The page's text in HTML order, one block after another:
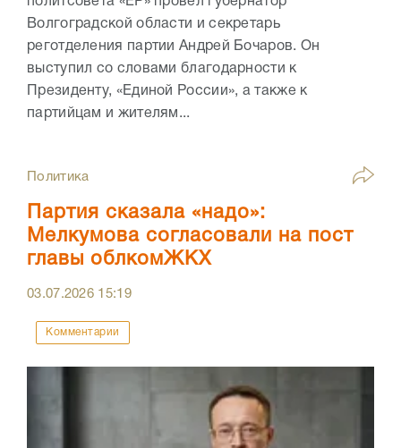
Волгоградской области и секретарь
реготделения партии Андрей Бочаров. Он
выступил со словами благодарности к
Президенту, «Единой России», а также к
партийцам и жителям...
Политика
Партия сказала «надо»:
Мелкумова согласовали на пост
главы облкомЖКХ
03.07.2026 15:19
Комментарии